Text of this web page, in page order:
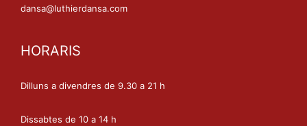
dansa@luthierdansa.com
HORARIS
Dilluns a divendres de 9.30 a 21 h
Dissabtes de 10 a 14 h